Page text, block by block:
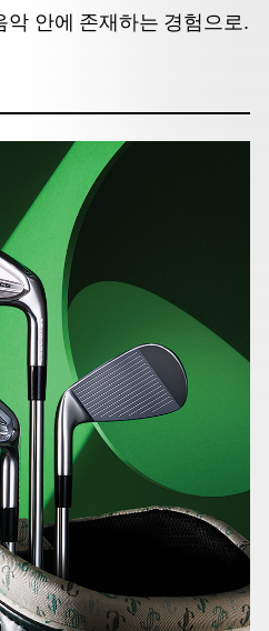
악 안에 존재하는 경험으로.